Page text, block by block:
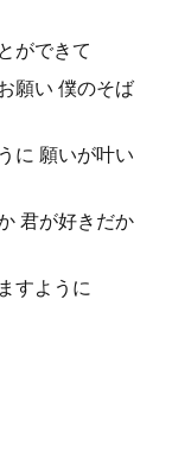
ができて
願い 僕のそば
に 願いが叶い
君が好きだか
すように